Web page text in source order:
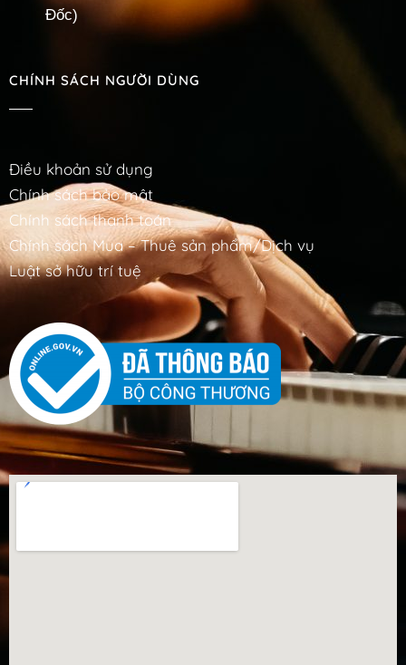
Đốc)
CHÍNH SÁCH NGƯỜI DÙNG
Điều khoản sử dụng
Chính sách bảo mật
Chính sách thanh toán
Chính sách Mua – Thuê sản phẩm/Dịch vụ
Luật sở hữu trí tuệ